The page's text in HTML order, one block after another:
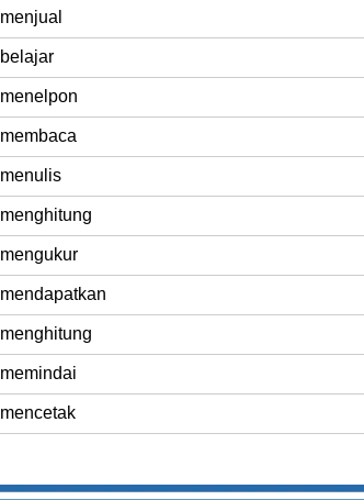
menjual
belajar
menelpon
membaca
menulis
menghitung
mengukur
mendapatkan
menghitung
memindai
mencetak